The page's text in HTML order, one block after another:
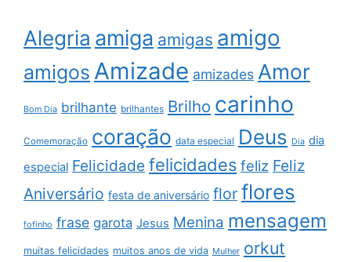
Alegria amiga amigas amigo
amigos Amizade amizades Amor
Bom Dia brilhante brilhantes Brilho carinho
Comemoração coração data especial Deus Dia dia
especial Felicidade felicidades feliz Feliz
Aniversário festa de aniversário flor flores
fofinho frase garota Jesus Menina mensagem
muitas felicidades muitos anos de vida Mulher orkut